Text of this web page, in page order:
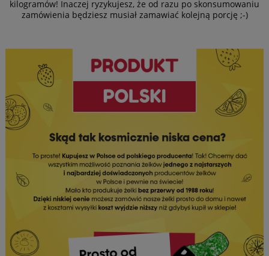
kilogramów! Inaczej ryzykujesz, że od razu po skonsumowaniu
zamówienia będziesz musiał zamawiać kolejną porcję ;-)